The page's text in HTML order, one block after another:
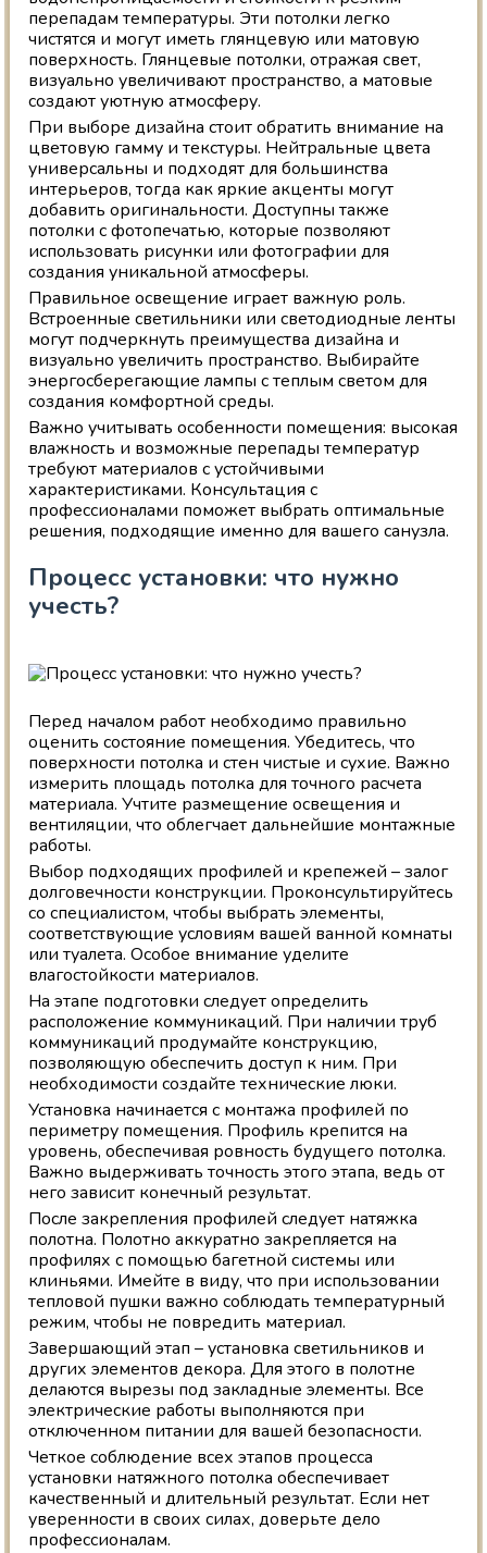
перепадам температуры. Эти потолки легко
чистятся и могут иметь глянцевую или матовую
поверхность. Глянцевые потолки, отражая свет,
визуально увеличивают пространство, а матовые
создают уютную атмосферу.
При выборе дизайна стоит обратить внимание на
цветовую гамму и текстуры. Нейтральные цвета
универсальны и подходят для большинства
интерьеров, тогда как яркие акценты могут
добавить оригинальности. Доступны также
потолки с фотопечатью, которые позволяют
использовать рисунки или фотографии для
создания уникальной атмосферы.
Правильное освещение играет важную роль.
Встроенные светильники или светодиодные ленты
могут подчеркнуть преимущества дизайна и
визуально увеличить пространство. Выбирайте
энергосберегающие лампы с теплым светом для
создания комфортной среды.
Важно учитывать особенности помещения: высокая
влажность и возможные перепады температур
требуют материалов с устойчивыми
характеристиками. Консультация с
профессионалами поможет выбрать оптимальные
решения, подходящие именно для вашего санузла.
Процесс установки: что нужно
учесть?
Перед началом работ необходимо правильно
оценить состояние помещения. Убедитесь, что
поверхности потолка и стен чистые и сухие. Важно
измерить площадь потолка для точного расчета
материала. Учтите размещение освещения и
вентиляции, что облегчает дальнейшие монтажные
работы.
Выбор подходящих профилей и крепежей – залог
долговечности конструкции. Проконсультируйтесь
со специалистом, чтобы выбрать элементы,
соответствующие условиям вашей ванной комнаты
или туалета. Особое внимание уделите
влагостойкости материалов.
На этапе подготовки следует определить
расположение коммуникаций. При наличии труб
коммуникаций продумайте конструкцию,
позволяющую обеспечить доступ к ним. При
необходимости создайте технические люки.
Установка начинается с монтажа профилей по
периметру помещения. Профиль крепится на
уровень, обеспечивая ровность будущего потолка.
Важно выдерживать точность этого этапа, ведь от
него зависит конечный результат.
После закрепления профилей следует натяжка
полотна. Полотно аккуратно закрепляется на
профилях с помощью багетной системы или
клиньями. Имейте в виду, что при использовании
тепловой пушки важно соблюдать температурный
режим, чтобы не повредить материал.
Завершающий этап – установка светильников и
других элементов декора. Для этого в полотне
делаются вырезы под закладные элементы. Все
электрические работы выполняются при
отключенном питании для вашей безопасности.
Четкое соблюдение всех этапов процесса
установки натяжного потолка обеспечивает
качественный и длительный результат. Если нет
уверенности в своих силах, доверьте дело
профессионалам.